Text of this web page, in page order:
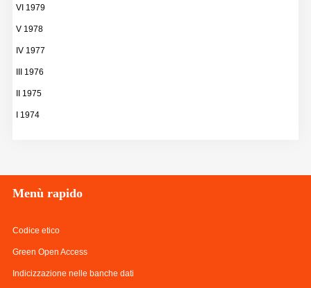
VI 1979
V 1978
IV 1977
III 1976
II 1975
I 1974
Menù rapido
Codice etico
Green Open Access
Indicizzazione nelle banche dati